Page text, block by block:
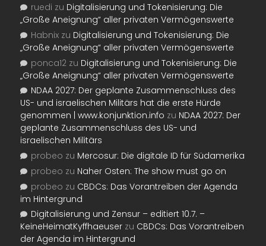
ruedi zu Digitalisierung und Tokenisierung: Die
„Große Aneignung“ aller privaten Vermögenswerte
Habnix zu Digitalisierung und Tokenisierung: Die
„Große Aneignung“ aller privaten Vermögenswerte
ponca12 zu Digitalisierung und Tokenisierung: Die
„Große Aneignung“ aller privaten Vermögenswerte
NDAA 2027: Der geplante Zusammenschluss des
US- und israelischen Militärs hat die erste Hürde
genommen | www.konjunktion.info zu NDAA 2027: Der
geplante Zusammenschluss des US- und
israelischen Militärs
probeo zu Mercosur: Die digitale ID für Südamerika
probeo zu Naher Osten: The show must go on
probeo zu CBDCs: Das Vorantreiben der Agenda
im Hintergrund
Digitalisierung und Zensur – editiert 10.7. –
KeineHeimatKyffhaeuser zu CBDCs: Das Vorantreiben
der Agenda im Hintergrund